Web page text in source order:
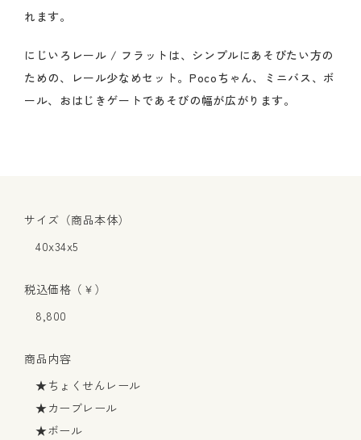
れます。
にじいろレール / フラットは、シンプルにあそびたい方の
ための、レール少なめセット。Pocoちゃん、ミニバス、ボ
ール、おはじきゲートであそびの幅が広がります。
サイズ（商品本体）
40x34x5
税込価格（￥）
8,800
商品内容
★ちょくせんレール
★カーブレール
★ボール